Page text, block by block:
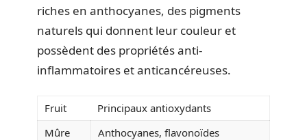
riches en anthocyanes, des pigments
naturels qui donnent leur couleur et
possèdent des propriétés anti-
inflammatoires et anticancéreuses.
Fruit
Principaux antioxydants
Mûre
Anthocyanes, flavonoïdes